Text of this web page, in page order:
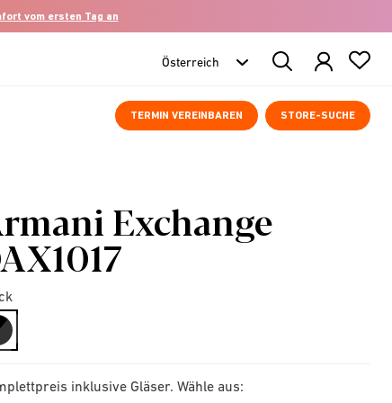
vom ersten Tag an
Search
Products
TERMIN VEREINBAREN STORE-SUCHE
Exchange
inklusive Gläser. Wähle aus: